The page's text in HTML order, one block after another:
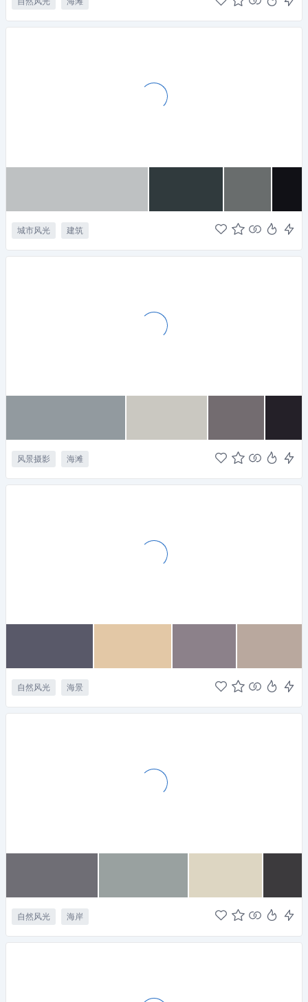
城市风光 建筑
风景摄影 海滩
自然风光 海景
自然风光 海岸